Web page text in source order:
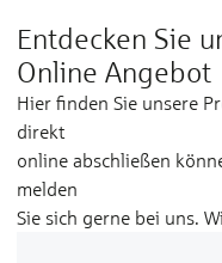
Entdecken Sie
Online Angebot
Hier finden Sie unsere
direkt
online abschließen
melden
Sie sich gerne bei uns.